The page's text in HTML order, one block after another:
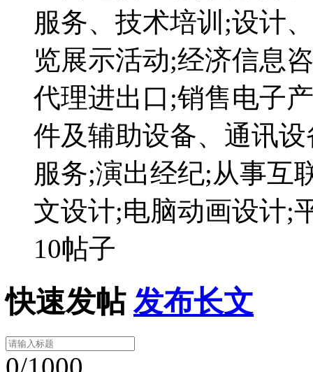
服务、技术培训;设计
览展示活动;经济信息
代理进出口;销售电子
件及辅助设备、通讯
服务;演出经纪;从事互
文设计;电脑动画设计;
10帖子
快速发帖 发布长文